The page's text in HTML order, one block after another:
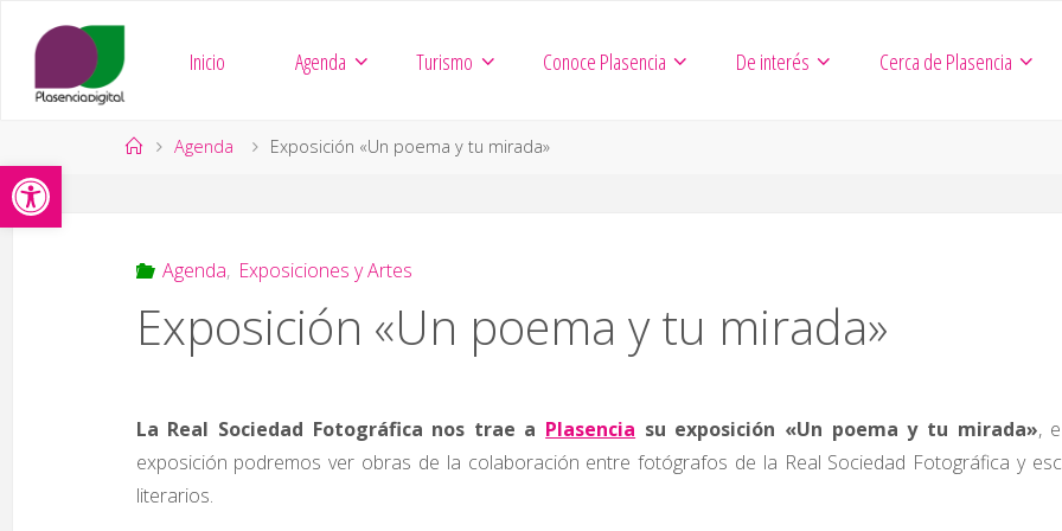
Abrir barra de herramientas
contenido
Inicio Agenda Turismo Conoce Plasencia De interés Cerca de Plasencia
PáginaAgenda Exposición «Un poema y tu mirada»
Agenda, Exposiciones y Artes
Exposición «Un poema y tu mirada»
La Real Sociedad Fotográfica nos trae a Plasencia su exposición «Un poema y tu mirada»,
exposición podremos ver obras de la colaboración entre fotógrafos de la Real Sociedad Fotográfica y
literarios.